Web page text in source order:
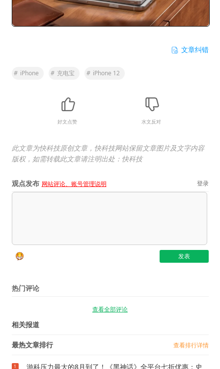
文章纠错
# iPhone # 充电宝 # iPhone 12
好文点赞 水文反对
此文章为快科技原创文章，快科技网站保留文章图片及文字内容
版权，如需转载此文章请注明出处：快科技
观点发布 网站评论、账号管理说明 登录
热门评论
查看全部评论
相关报道
最热文章排行 查看排行详情
1
游科压力最大的8月到了！《黑神话》全平台七折优惠：史